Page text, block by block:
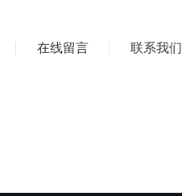
在线留言 联系我们